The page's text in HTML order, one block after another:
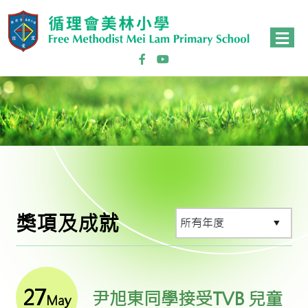
獎項及成就
27May 尹旭東同學接受TVB 兒童